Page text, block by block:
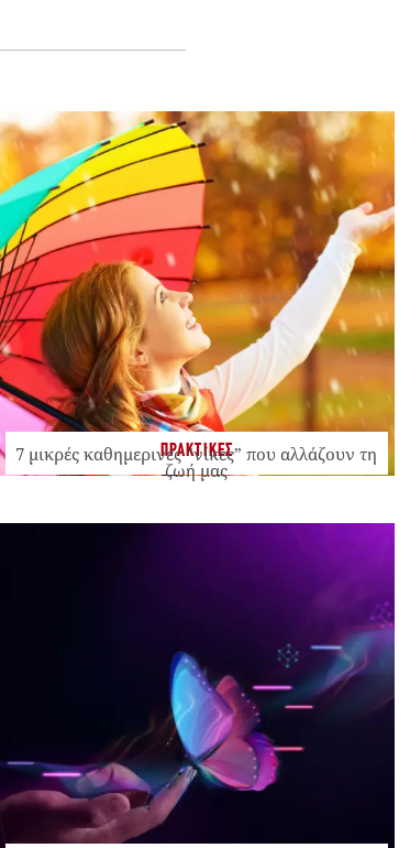
ΠΡΑΚΤΙΚΕΣ
7 μικρές καθημερινές “νίκες” που αλλάζουν τη
ζωή μας